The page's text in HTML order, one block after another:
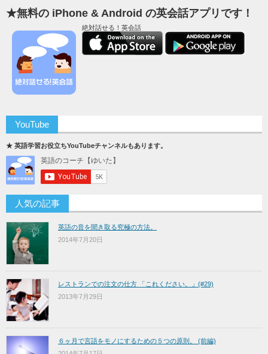
★無料の iPhone & Android の英会話アプリです！
絶対話せる！英会話
YouTube
★ 英語学習お役立ちYouTubeチャンネルもあります。
人気の記事
英語の音を聞き取る究極の方法。
2014年7月20日
レストランでの注文の仕方 「これください。」(#29)
2013年7月29日
６ヶ月で言語をモノにするための５つの原則。 (前編)